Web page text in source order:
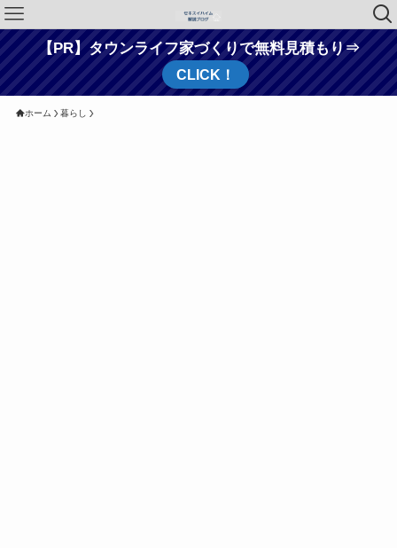
【PR】タウンライフ家づくりで無料見積もり⇒
CLICK！
ホーム 暮らし